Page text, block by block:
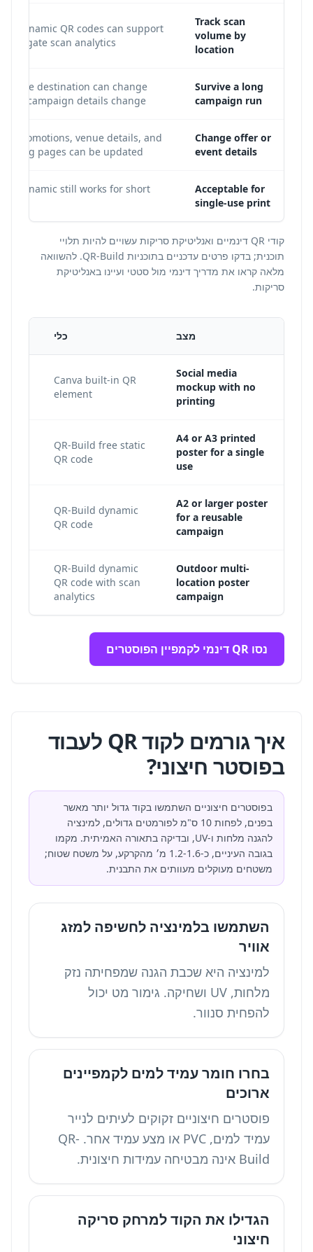
Track scan
volume by
location
Dynamic QR codes can support
scan analytics.
Survive a long
campaign run
The destination can change
campaign details change.
Change offer or
event details
Promotions, venue details, and
pages can be updated.
Acceptable for
single-use print
Dynamic still works for short
קודי QR דינמיים ואנליטיקת סריקות עשויים להיות תלויי
תוכנית; בדקו פרטים עדכניים בתוכניות QR-Build
. להשוואה
מלאה קראו את מדריך דינמי מול סטטי ועיינו באנליטיקת
סריקות.
מצב כלי
Social media
mockup with no
printing
Canva built-in QR
element
A4 or A3 printed
poster for a single
use
QR-Build free static
QR code
A2 or larger poster
for a reusable
campaign
QR-Build dynamic
QR code
Outdoor multi-
location poster
campaign
QR-Build dynamic
QR code with scan
analytics
נסו QR דינמי לקמפיין הפוסטרים
איך גורמים לקוד QR לעבוד
בפוסטר חיצוני?
בפוסטרים חיצוניים השתמשו בקוד גדול יותר מאשר
בפנים, לפחות 10 ס"מ לפורמטים גדולים, למינציה
להגנה מלחות ו-UV, ובדיקה בתאורה האמיתית. מקמו
בגובה העיניים, כ-1.2-1.6 מ׳ מהקרקע, על משטח שטוח;
משטחים מעוקלים מעוותים את התבנית.
השתמשו בלמינציה לחשיפה למזג
אוויר
למינציה היא שכבת הגנה שמפחיתה נזק
מלחות, UV ושחיקה. גימור מט יכול
להפחית סנוור.
בחרו חומר עמיד למים לקמפיינים
ארוכים
פוסטרים חיצוניים זקוקים לעיתים לנייר
עמיד למים, PVC או מצע עמיד אחר. QR-
Build אינה מבטיחה עמידות חיצונית.
הגדילו את הקוד למרחק סריקה
חיצוני